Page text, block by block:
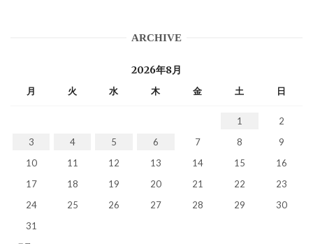
ARCHIVE
2026年8月
月 火 水 木 金 土 日
1
2
3
4 5 6 7 8
9
10
11 12 13 14 15
16
17
18 19 20 21 22
23
24
25 26 27 28 29
30
31